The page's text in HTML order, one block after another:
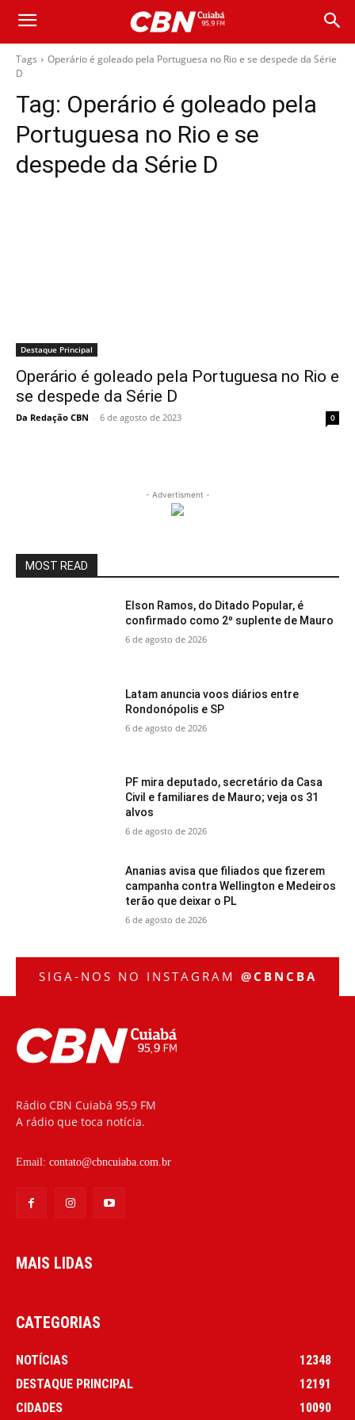
Tags
Operário é goleado pela Portuguesa no Rio e se despede da Série
D
Tag: Operário é goleado pela
Portuguesa no Rio e se
despede da Série D
Destaque Principal
Operário é goleado pela Portuguesa no Rio e
se despede da Série D
Da Redação CBN - 6 de agosto de 2023 0
- Advertisment -
MOST READ
Elson Ramos, do Ditado Popular, é
confirmado como 2º suplente de Mauro
6 de agosto de 2026
Latam anuncia voos diários entre
Rondonópolis e SP
6 de agosto de 2026
PF mira deputado, secretário da Casa
Civil e familiares de Mauro; veja os 31
alvos
6 de agosto de 2026
Ananias avisa que filiados que fizerem
campanha contra Wellington e Medeiros
terão que deixar o PL
6 de agosto de 2026
SIGA-NOS NO INSTAGRAM @CBNCBA
Rádio CBN Cuiabá 95,9 FM
A rádio que toca notícia.
Email: contato@cbncuiaba.com.br
MAIS LIDAS
CATEGORIAS
NOTÍCIAS
12348
DESTAQUE PRINCIPAL
12191
CIDADES
10090